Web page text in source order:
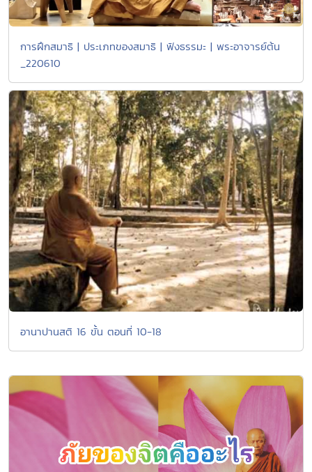
การฝึกสมาธิ | ประเภทของสมาธิ | ฟังธรรมะ | พระอาจารย์ต้น
_220610
อานาปานสติ 16 ขั้น ตอนที่ 10-18